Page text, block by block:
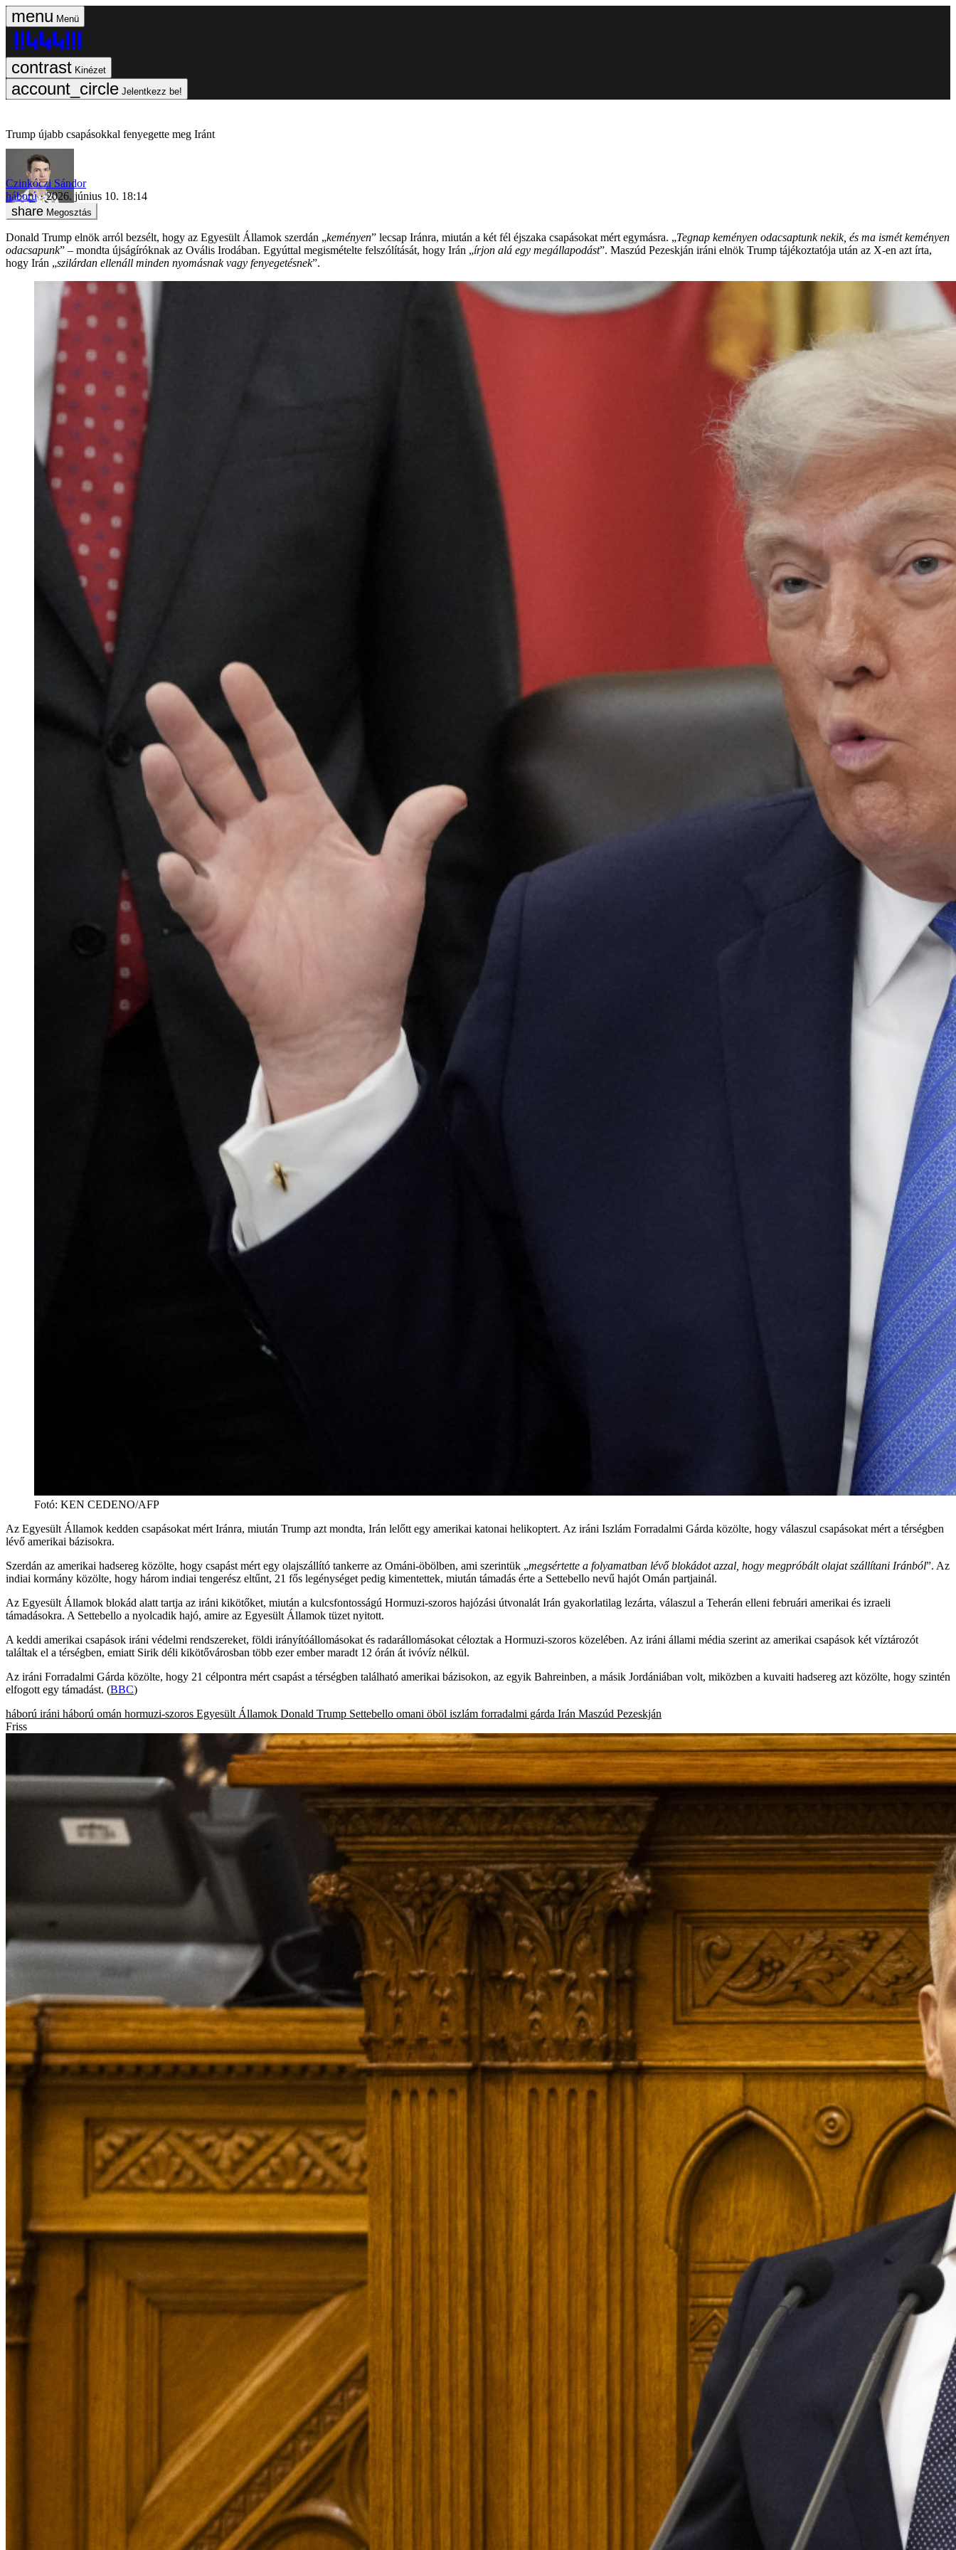
Menü
Kinézet
Jelentkezz be!
Trump újabb csapásokkal fenyegette meg Iránt
Czinkóczi Sándor
háború
2026. június 10. 18:14
Megosztás
Donald Trump elnök arról bezsélt, hogy az Egyesült Államok szerdán „keményen” lecsap Iránra, miután a két fél éjszaka csapásokat mért egymásra. „Tegnap keményen odacsaptunk nekik, és ma ismét keményen
odacsapunk” – mondta újságíróknak az Ovális Irodában. Egyúttal megismételte felszólítását, hogy Irán „írjon alá egy megállapodást”. Maszúd Pezeskján iráni elnök Trump tájékoztatója után az X-en azt írta,
hogy Irán „szilárdan ellenáll minden nyomásnak vagy fenyegetésnek”.
Fotó: KEN CEDENO/AFP
Az Egyesült Államok kedden csapásokat mért Iránra, miután Trump azt mondta, Irán lelőtt egy amerikai katonai helikoptert. Az iráni Iszlám Forradalmi Gárda közölte, hogy válaszul csapásokat mért a térségben
lévő amerikai bázisokra.
Szerdán az amerikai hadsereg közölte, hogy csapást mért egy olajszállító tankerre az Ománi-öbölben, ami szerintük „megsértette a folyamatban lévő blokádot azzal, hogy megpróbált olajat szállítani Iránból”. Az
indiai kormány közölte, hogy három indiai tengerész eltűnt, 21 fős legénységet pedig kimentettek, miután támadás érte a Settebello nevű hajót Omán partjainál.
Az Egyesült Államok blokád alatt tartja az iráni kikötőket, miután a kulcsfontosságú Hormuzi-szoros hajózási útvonalát Irán gyakorlatilag lezárta, válaszul a Teherán elleni februári amerikai és izraeli
támadásokra. A Settebello a nyolcadik hajó, amire az Egyesült Államok tüzet nyitott.
A keddi amerikai csapások iráni védelmi rendszereket, földi irányítóállomásokat és radarállomásokat céloztak a Hormuzi-szoros közelében. Az iráni állami média szerint az amerikai csapások két víztározót
találtak el a térségben, emiatt Sirik déli kikötővárosban több ezer ember maradt 12 órán át ivóvíz nélkül.
Az iráni Forradalmi Gárda közölte, hogy 21 célpontra mért csapást a térségben található amerikai bázisokon, az egyik Bahreinben, a másik Jordániában volt, miközben a kuvaiti hadsereg azt közölte, hogy szintén
elfogott egy támadást. (BBC)
háború iráni háború omán hormuzi-szoros Egyesült Államok Donald Trump Settebello omani öböl iszlám forradalmi gárda Irán Maszúd Pezeskján
Friss